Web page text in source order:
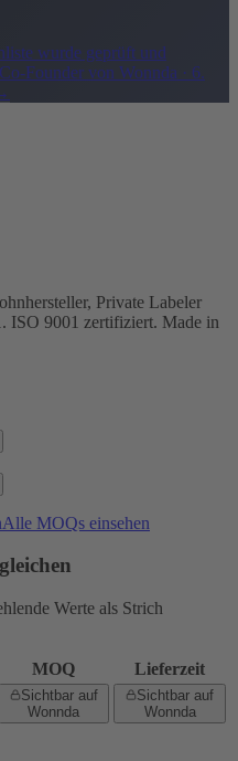
wurde geprüft und
Co-Founder von Wonnda · 6.
Private Labeler
ISO 9001 zertifiziert. Made in
Alle MOQs einsehen
Werte als Strich
MOQ
Lieferzeit
Sichtbar auf
Wonnda
Sichtbar auf
Wonnda